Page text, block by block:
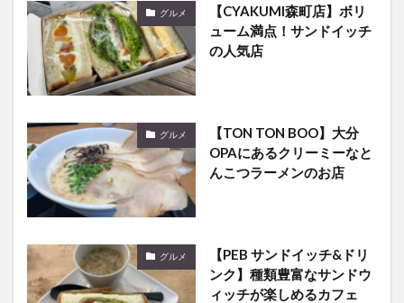
グルメ
【CYAKUMI森町店】ボリ
ューム満点！サンドイッチ
の人気店
グルメ
【TON TON BOO】大分
OPAにあるクリーミーなと
んこつラーメンのお店
グルメ
【PEB サンドイッチ&ドリ
ンク】種類豊富なサンドウ
ィッチが楽しめるカフェ